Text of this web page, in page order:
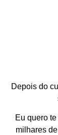
Depois do
Eu quero
milhares